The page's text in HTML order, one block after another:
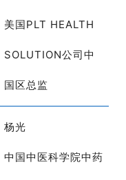
美国PLT HEALTH
SOLUTION公司中
国区总监
杨光
中国中医科学院中药